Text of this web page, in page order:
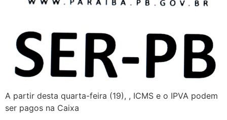
A partir desta quarta-feira (19), , ICMS e o IPVA podem
ser pagos na Caixa